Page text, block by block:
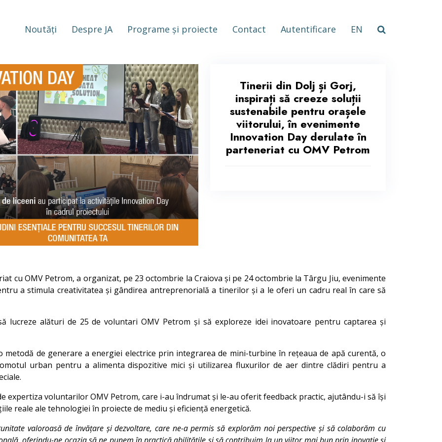
Noutăți Despre JA Programe și proiecte Contact Autentificare EN
Tinerii din Dolj și Gorj,
inspirați să creeze soluții
sustenabile pentru orașele
viitorului, în evenimente
Innovation Day derulate în
parteneriat cu OMV Petrom
cu OMV Petrom, a organizat, pe 23 octombrie la Craiova și pe 24 octombrie la Târgu Jiu, evenimente
a stimula creativitatea și gândirea antreprenorială a tinerilor și a le oferi un cadru real în care să
lucreze alături de 25 de voluntari OMV Petrom și să exploreze idei inovatoare pentru captarea și
de generare a energiei electrice prin integrarea de mini-turbine în rețeaua de apă curentă, o
urban pentru a alimenta dispozitive mici și utilizarea fluxurilor de aer dintre clădiri pentru a
expertiza voluntarilor OMV Petrom, care i-au îndrumat și le-au oferit feedback practic, ajutându-i să își
reale ale tehnologiei în proiecte de mediu și eficiență energetică.
valoroasă de învățare și dezvoltare, care ne-a permis să explorăm noi perspective și să colaborăm cu